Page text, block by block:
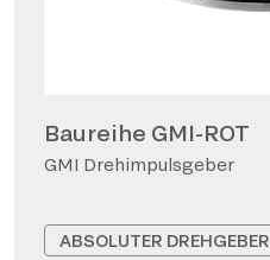
Baureihe GMI-ROT
GMI Drehimpulsgeber
ABSOLUTER DREHGEBER